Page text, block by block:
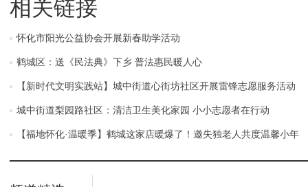
相关链接
怀化市阳光公益协会开展新春助学活动
鹤城区：送《民法典》下乡 普法惠民暖人心
【新时代文明实践站】城中街道心街坊社区开展雷锋志愿服务活动
城中街道梨园路社区：清洁卫生美化家园 小小志愿者在行动
【福地怀化·温暖季】鹤城这家店暖爆了！邀失独老人共度温馨小年